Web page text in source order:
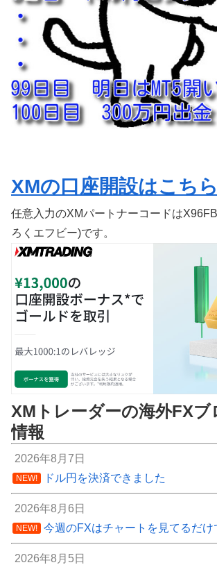
XMの口座開設はこちら
任意入力のXMパートナーコードは
ろくエフビー)です。
XMトレーダーの海外FX
情報
2026年8月7日
NEW! ドル円を決済できました
2026年8月6日
NEW! 今週のFXはチャートを見てるだけ
2026年8月5日